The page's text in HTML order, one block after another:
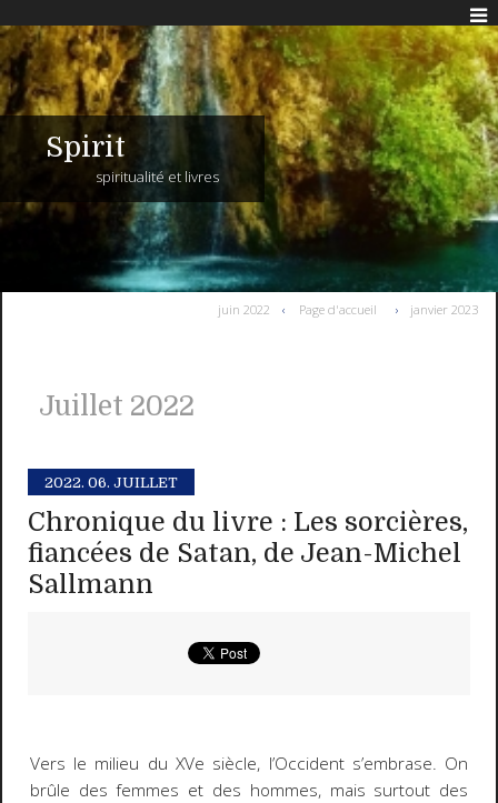
Spirit
spiritualité et livres
juin 2022 Page d'accueil janvier 2023
Juillet 2022
2022. 06. JUILLET
Chronique du livre : Les sorcières,
fiancées de Satan, de Jean-Michel
Sallmann
Vers le milieu du XVe siècle, l’Occident s’embrase. On
brûle des femmes et des hommes, mais surtout des